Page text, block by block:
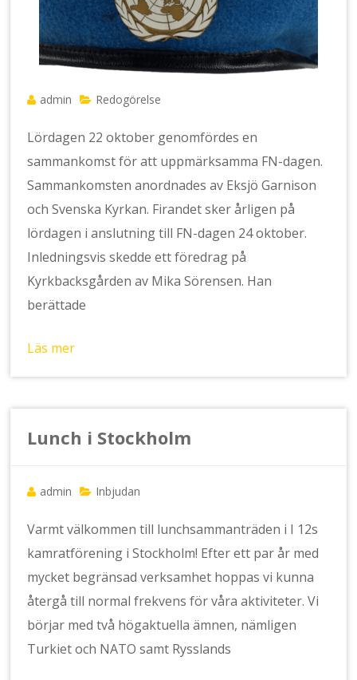
admin Redogörelse
Lördagen 22 oktober genomfördes en
sammankomst för att uppmärksamma FN-dagen.
Sammankomsten anordnades av Eksjö Garnison
och Svenska Kyrkan. Firandet sker årligen på
lördagen i anslutning till FN-dagen 24 oktober.
Inledningsvis skedde ett föredrag på
Kyrkbacksgården av Mika Sörensen. Han
berättade
Läs mer
Lunch i Stockholm
admin Inbjudan
Varmt välkommen till lunchsammanträden i I 12s
kamratförening i Stockholm! Efter ett par år med
mycket begränsad verksamhet hoppas vi kunna
återgå till normal frekvens för våra aktiviteter. Vi
börjar med två högaktuella ämnen, nämligen
Turkiet och NATO samt Rysslands